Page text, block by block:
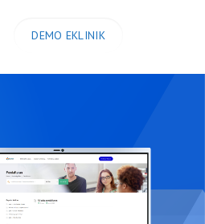
DEMO EKLINIK